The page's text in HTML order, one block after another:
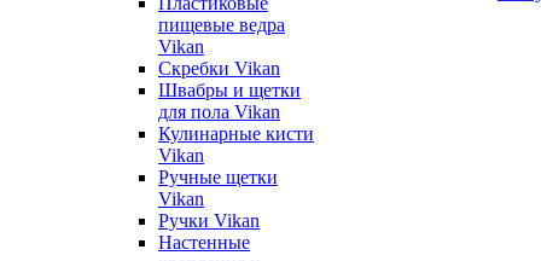
пищевые ведра
Vikan
Скребки Vikan
Швабры и щетки
для пола Vikan
Кулинарные кисти
Vikan
Ручные щетки
Vikan
Ручки Vikan
Настенные